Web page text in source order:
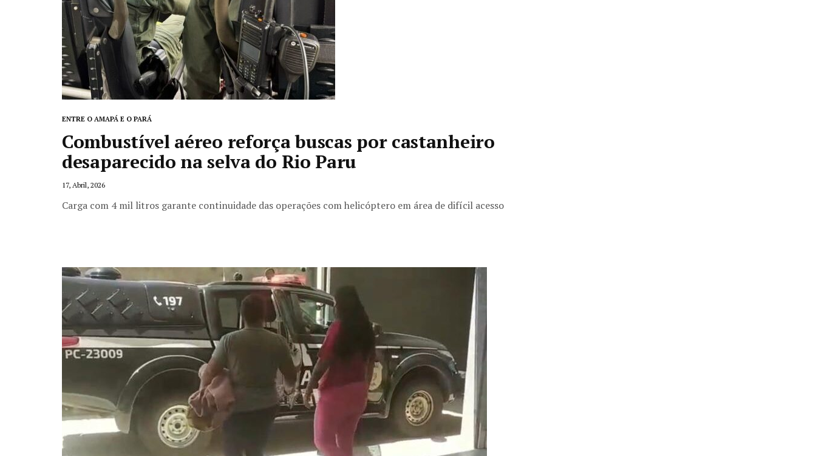
ENTRE O AMAPÁ E O PARÁ
Combustível aéreo reforça buscas por castanheiro
desaparecido na selva do Rio Paru
17, Abril, 2026
Carga com 4 mil litros garante continuidade das operações com helicóptero em área de difícil acesso